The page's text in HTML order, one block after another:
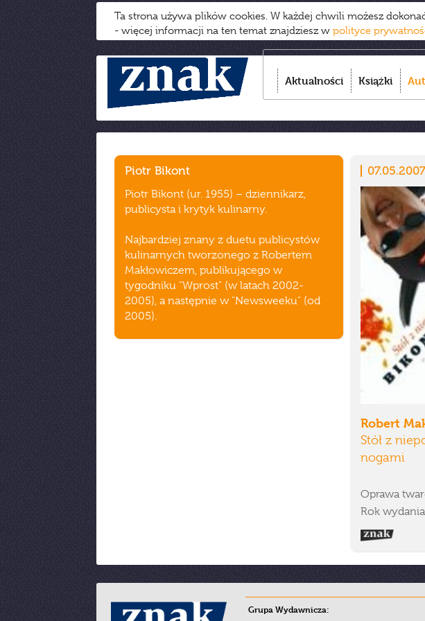
Ta strona używa plików cookies. W każdej chwili możesz
- więcej informacji na ten temat znajdziesz w polityce
Aktualności Książki
Piotr Bikont
Piotr Bikont (ur. 1955) – dziennikarz,
publicysta i krytyk kulinarny.
Najbardziej znany z duetu publicystów
kulinarnych tworzonego z Robertem
Makłowiczem, publikującego w
tygodniku "Wprost" (w latach 2002-
2005), a następnie w "Newsweeku" (od
2005).
07.05.2007
Robert
Stół z
nogami
Oprawa
Rok
Grupa Wydawnicza: